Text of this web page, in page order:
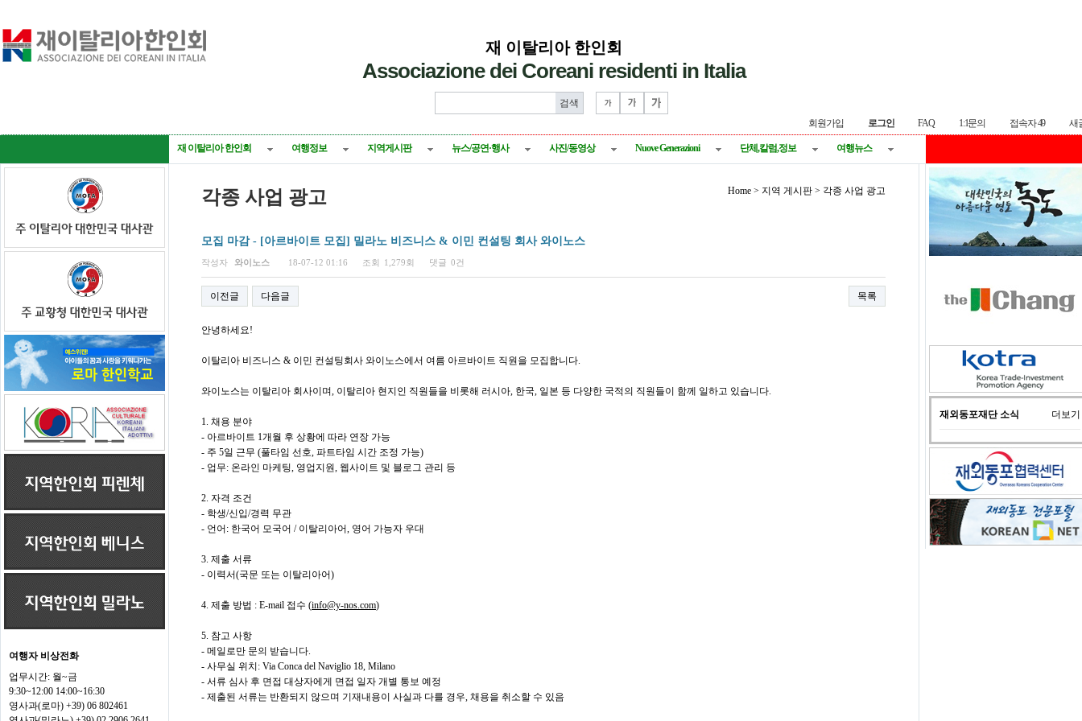
회원가입 로그인 FAQ 1:1문의 접속자 49 새
재 이탈리아 한인회
Associazione dei Coreani residenti in Italia
재 이탈리아 한인회 여행정보 지역게시판 뉴스/공연·행사 사진/동영상 Nuove Generazioni 단체,칼럼,정보 여행뉴스
재외동포재단 소식 더보기
여행자 비상전화
업무시간: 월~금
9:30~12:00 14:00~16:30
영사과(로마) +39) 06 802461
각종 사업 광고 Home > 지역 게시판 > 각종 사업 광고
모집 마감 - [아르바이트 모집] 밀라노 비즈니스 & 이민 컨설팅 회사 와이노스
페이지 정보
작성자 와이노스 18-07-12 01:16 조회 1,279회 댓글 0건
이전글 다음글 목록
안녕하세요!
이탈리아 비즈니스 & 이민 컨설팅회사 와이노스에서 여름 아르바이트 직원을 모집합니다.
와이노스는 이탈리아 회사이며, 이탈리아 현지인 직원들을 비롯해 러시아, 한국, 일본 등 다양한 국적의 직원들이 함께 일하고 있습니다.
1. 채용 분야
- 아르바이트 1개월 후 상황에 따라 연장 가능
- 주 5일 근무 (풀타임 선호, 파트타임 시간 조정 가능)
- 업무: 온라인 마케팅, 영업지원, 웹사이트 및 블로그 관리 등
2. 자격 조건
- 학생/신입/경력 무관
- 언어: 한국어 모국어 / 이탈리아어, 영어 가능자 우대
3. 제출 서류
- 이력서(국문 또는 이탈리아어)
4. 제출 방법 : E-mail 접수 (info@y-nos.com)
5. 참고 사항
- 메일로만 문의 받습니다.
- 사무실 위치: Via Conca del Naviglio 18, Milano
- 서류 심사 후 면접 대상자에게 면접 일자 개별 통보 예정
- 제출된 서류는 반환되지 않으며 기재내용이 사실과 다를 경우, 채용을 취소할 수 있음